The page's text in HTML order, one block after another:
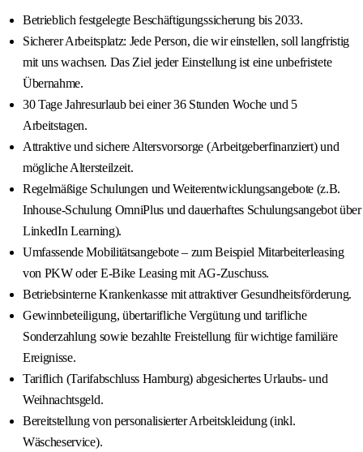
Betrieblich festgelegte Beschäftigungssicherung bis 2033.
Sicherer Arbeitsplatz: Jede Person, die wir einstellen, soll langfristig
mit uns wachsen. Das Ziel jeder Einstellung ist eine unbefristete
Übernahme.
30 Tage Jahresurlaub bei einer 36 Stunden Woche und 5
Arbeitstagen.
Attraktive und sichere Altersvorsorge (Arbeitgeberfinanziert) und
mögliche Altersteilzeit.
Regelmäßige Schulungen und Weiterentwicklungsangebote (z.B.
Inhouse-Schulung OmniPlus und dauerhaftes Schulungsangebot über
LinkedIn Learning).
Umfassende Mobilitätsangebote – zum Beispiel Mitarbeiterleasing
von PKW oder E-Bike Leasing mit AG-Zuschuss.
Betriebsinterne Krankenkasse mit attraktiver Gesundheitsförderung.
Gewinnbeteiligung, übertarifliche Vergütung und tarifliche
Sonderzahlung sowie bezahlte Freistellung für wichtige familiäre
Ereignisse.
Tariflich (Tarifabschluss Hamburg) abgesichertes Urlaubs- und
Weihnachtsgeld.
Bereitstellung von personalisierter Arbeitskleidung (inkl.
Wäscheservice).